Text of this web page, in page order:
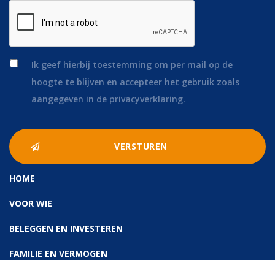
*
Ik geef hierbij toestemming om per mail op de
hoogte te blijven en accepteer het gebruik zoals
aangegeven in de privacyverklaring.
HOME
VOOR WIE
BELEGGEN EN INVESTEREN
FAMILIE EN VERMOGEN